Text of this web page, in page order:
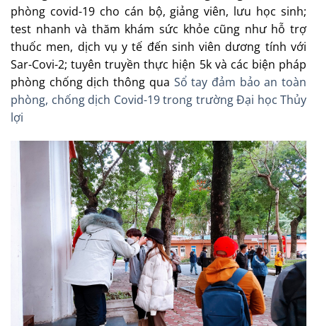
phòng covid-19 cho cán bộ, giảng viên, lưu học sinh;
test nhanh và thăm khám sức khỏe cũng như hỗ trợ
thuốc men, dịch vụ y tế đến sinh viên dương tính với
Sar-Covi-2; tuyên truyền thực hiện 5k và các biện pháp
phòng chống dịch thông qua Sổ tay đảm bảo an toàn
phòng, chống dịch Covid-19 trong trường Đại học Thủy
lợi